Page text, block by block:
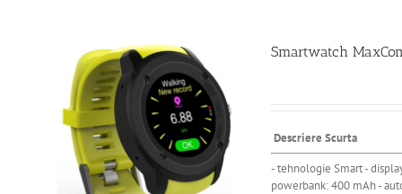
Smartwatch
Descriere Scurta
- tehnologie Smart -
powerbank: 400 mAh -